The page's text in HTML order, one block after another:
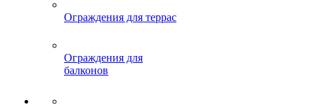
Ограждения для террас
Ограждения для
балконов